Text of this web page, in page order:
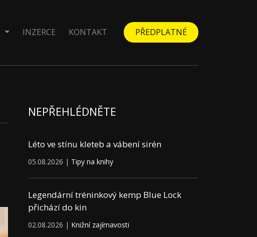
INZERCE KONTAKT PŘEDPLATNÉ
NEPŘEHLÉDNĚTE
Léto ve stínu kleteb a vábení sirén
05.08.2026 | Tipy na knihy
Legendární tréninkový kemp Blue Lock
přichází do kin
02.08.2026 | Knižní zajímavosti